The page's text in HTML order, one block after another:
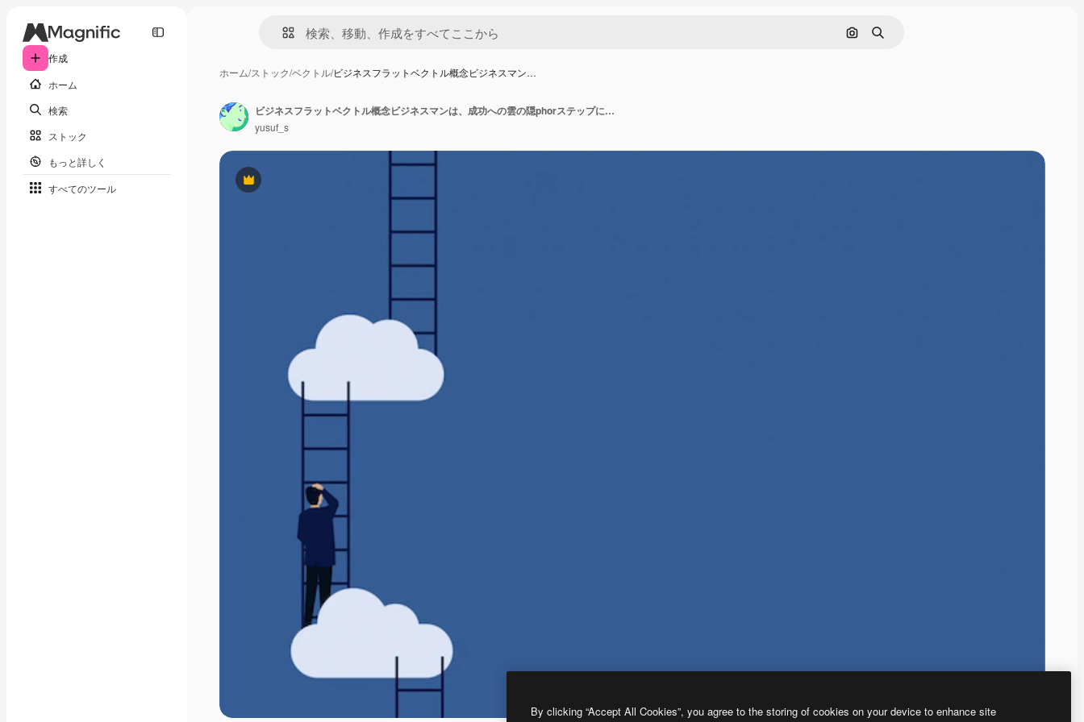
作成
ホーム
検索
ストック
もっと詳しく
すべてのツール
画像で検索
検索
ホーム/ストック/ベクトル/ビジネスフラットベクトル概念ビジネスマン…
Premium
ビジネスフラットベクトル概念ビジネスマンは、成功への雲の隠phorステップに梯子を登ります。
yusuf_s
By clicking “Accept All Cookies”, you agree to the storing of cookies on your device to enhance site